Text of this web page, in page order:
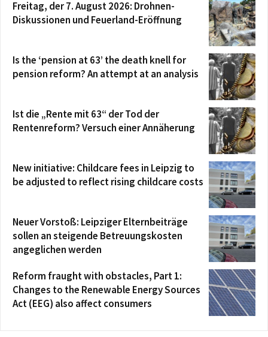
Freitag, der 7. August 2026: Drohnen-
Diskussionen und Feuerland-Eröffnung
Is the ‘pension at 63’ the death knell for
pension reform? An attempt at an analysis
Ist die „Rente mit 63“ der Tod der
Rentenreform? Versuch einer Annäherung
New initiative: Childcare fees in Leipzig to
be adjusted to reflect rising childcare costs
Neuer Vorstoß: Leipziger Elternbeiträge
sollen an steigende Betreuungskosten
angeglichen werden
Reform fraught with obstacles, Part 1:
Changes to the Renewable Energy Sources
Act (EEG) also affect consumers